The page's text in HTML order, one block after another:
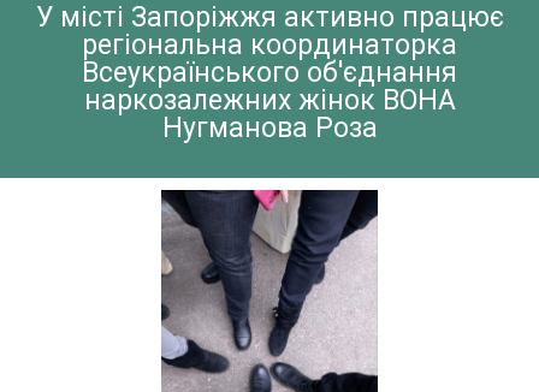
У місті Запоріжжя активно працює
регіональна координаторка
Всеукраїнського об'єднання
наркозалежних жінок ВОНА
Нугманова Роза